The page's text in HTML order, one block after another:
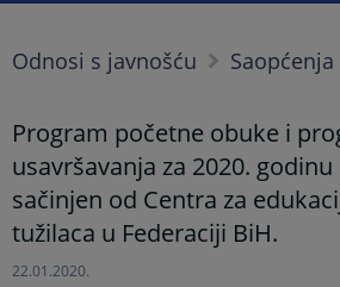
Odnosi s javnošću
Program početne obuke i
usavršavanja za 2020.
sačinjen od Centra za
tužilaca u Federaciji BiH.
22.01.2020.